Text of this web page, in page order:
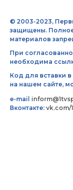
© 2003-2023,
защищены.
материалов
При
необходима
Код для вставки
на нашем сайте,
e-mail
Вконтакте: vk.com/